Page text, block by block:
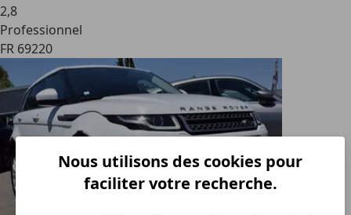
2,8
Professionnel
FR 69220
Nous utilisons des cookies pour
faciliter votre recherche.